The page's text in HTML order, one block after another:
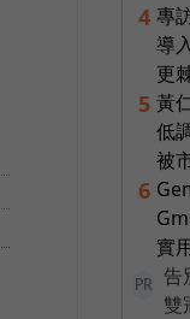
4 專
導
更
5 黃
低
被
6
實
PR
告
雙